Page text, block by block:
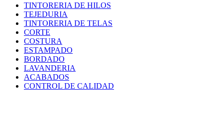
TINTORERIA DE HILOS
TEJEDURIA
TINTORERIA DE TELAS
CORTE
COSTURA
ESTAMPADO
BORDADO
LAVANDERIA
ACABADOS
CONTROL DE CALIDAD